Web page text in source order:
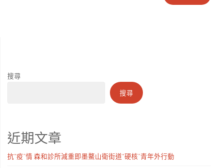
搜尋
搜尋
近期文章
抗“疫”情 森和診所減重即墨鰲山衛街道“硬核”青年外行動